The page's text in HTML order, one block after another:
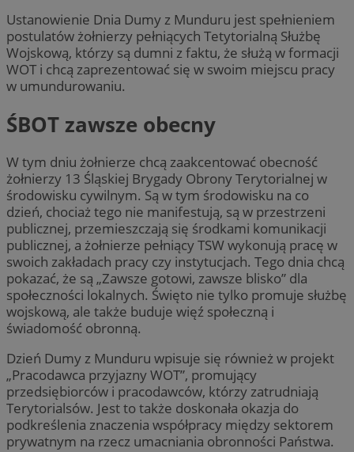
Ustanowienie Dnia Dumy z Munduru jest spełnieniem
postulatów żołnierzy pełniących Tetytorialną Służbę
Wojskową, którzy są dumni z faktu, że służą w formacji
WOT i chcą zaprezentować się w swoim miejscu pracy
w umundurowaniu.
ŚBOT zawsze obecny
W tym dniu żołnierze chcą zaakcentować obecność
żołnierzy 13 Śląskiej Brygady Obrony Terytorialnej w
środowisku cywilnym. Są w tym środowisku na co
dzień, chociaż tego nie manifestują, są w przestrzeni
publicznej, przemieszczają się środkami komunikacji
publicznej, a żołnierze pełniący TSW wykonują pracę w
swoich zakładach pracy czy instytucjach. Tego dnia chcą
pokazać, że są „Zawsze gotowi, zawsze blisko” dla
społeczności lokalnych. Święto nie tylko promuje służbę
wojskową, ale także buduje więź społeczną i
świadomość obronną.
Dzień Dumy z Munduru wpisuje się również w projekt
„Pracodawca przyjazny WOT”, promujący
przedsiębiorców i pracodawców, którzy zatrudniają
Terytorialsów. Jest to także doskonała okazja do
podkreślenia znaczenia współpracy między sektorem
prywatnym na rzecz umacniania obronności Państwa.